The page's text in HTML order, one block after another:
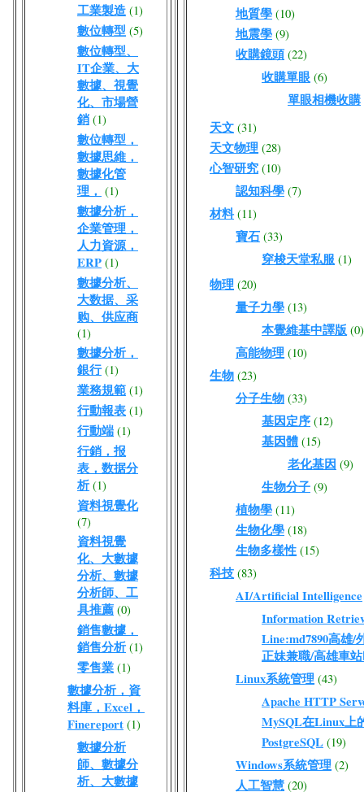
工業製造 (1)
數位轉型 (5)
數位轉型、
IT企業、大
數據、視覺
化、市場營
銷 (1)
數位轉型，
數據思維，
數據化管
理， (1)
數據分析，
企業管理，
人力資源，
ERP (1)
數據分析、
大数据、采
购、供应商
(1)
數據分析，
銀行 (1)
業務規範 (1)
行動報表 (1)
行動端 (1)
行銷，报
表，数据分
析 (1)
資料視覺化
(7)
資料視覺
化、大數據
分析、數據
分析師、工
具推薦 (0)
銷售數據，
銷售分析 (1)
零售業 (1)
數據分析，資
料庫，Excel，
Finereport (1)
數據分析
師、數據分
析、大數據
地質學 (10)
地震學 (9)
收購鏡頭 (22)
收購單眼 (6)
單眼相機收購
天文 (31)
天文物理 (28)
心智研究 (10)
認知科學 (7)
材料 (11)
寶石 (33)
穿梭天堂私服 (1)
物理 (20)
量子力學 (13)
本覺維基中譯版 (0)
高能物理 (10)
生物 (23)
分子生物 (33)
基因定序 (12)
基因體 (15)
老化基因 (9)
生物分子 (9)
植物學 (11)
生物化學 (18)
生物多樣性 (15)
科技 (83)
AI/Artificial Intelligence
Information
Line:md7890高雄/
正妹兼職/高雄車
Linux系統管理 (43)
Apache HTTP
MySQL在Linux上
PostgreSQL (19)
Windows系統管理 (2)
人工智慧 (20)